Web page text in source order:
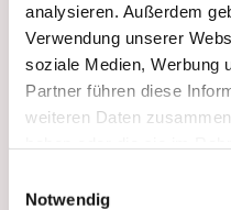
analysieren. Außerdem
Verwendung unserer
soziale Medien, Werbung
Partner führen diese
weiteren Daten
Notwendig
Gynäkologische
E.Weitz, K.Dorenbusch; S.
Stiftsstr. 21
52525 Heinsberg